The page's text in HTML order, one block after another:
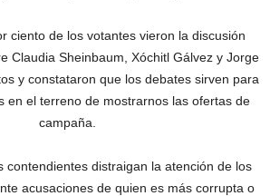
ciento de los votantes vieron la discusión
Claudia Sheinbaum, Xóchitl Gálvez y Jorge
y constataron que los debates sirven para
en el terreno de mostrarnos las ofertas de
campaña.
contendientes distraigan la atención de los
acusaciones de quien es más corrupta o